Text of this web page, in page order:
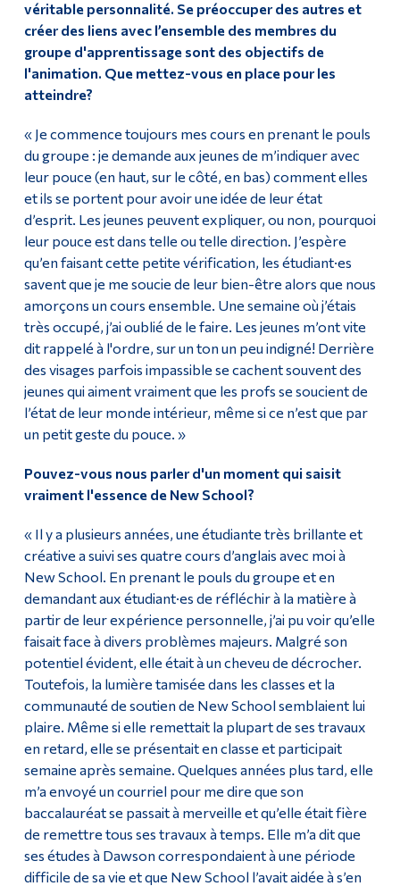
véritable personnalité. Se préoccuper des autres et
créer des liens avec l’ensemble des membres du
groupe d'apprentissage sont des objectifs de
l'animation. Que mettez-vous en place pour les
atteindre?
« Je commence toujours mes cours en prenant le pouls
du groupe : je demande aux jeunes de m’indiquer avec
leur pouce (en haut, sur le côté, en bas) comment elles
et ils se portent pour avoir une idée de leur état
d’esprit. Les jeunes peuvent expliquer, ou non, pourquoi
leur pouce est dans telle ou telle direction. J’espère
qu’en faisant cette petite vérification, les étudiant·es
savent que je me soucie de leur bien-être alors que nous
amorçons un cours ensemble. Une semaine où j’étais
très occupé, j’ai oublié de le faire. Les jeunes m’ont vite
dit rappelé à l'ordre, sur un ton un peu indigné! Derrière
des visages parfois impassible se cachent souvent des
jeunes qui aiment vraiment que les profs se soucient de
l’état de leur monde intérieur, même si ce n’est que par
un petit geste du pouce. »
Pouvez-vous nous parler d'un moment qui saisit
vraiment l'essence de New School?
« Il y a plusieurs années, une étudiante très brillante et
créative a suivi ses quatre cours d’anglais avec moi à
New School. En prenant le pouls du groupe et en
demandant aux étudiant·es de réfléchir à la matière à
partir de leur expérience personnelle, j’ai pu voir qu’elle
faisait face à divers problèmes majeurs. Malgré son
potentiel évident, elle était à un cheveu de décrocher.
Toutefois, la lumière tamisée dans les classes et la
communauté de soutien de New School semblaient lui
plaire. Même si elle remettait la plupart de ses travaux
en retard, elle se présentait en classe et participait
semaine après semaine. Quelques années plus tard, elle
m’a envoyé un courriel pour me dire que son
baccalauréat se passait à merveille et qu’elle était fière
de remettre tous ses travaux à temps. Elle m’a dit que
ses études à Dawson correspondaient à une période
difficile de sa vie et que New School l’avait aidée à s’en